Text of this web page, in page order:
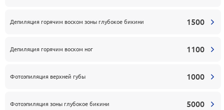
Депиляция горячим воском зоны глубокое бикини 1500
Депиляция горячим воском ног 1100
Фотоэпиляция верхней губы 1000
Фотоэпиляция зоны глубокое бикини 5000